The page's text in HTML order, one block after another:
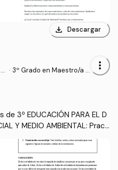
download Descargar
· 3º Grado en Maestro/a d
more_vert
3º EDUCACIÓN PARA EL D
Y MEDIO AMBIENTAL: Practi